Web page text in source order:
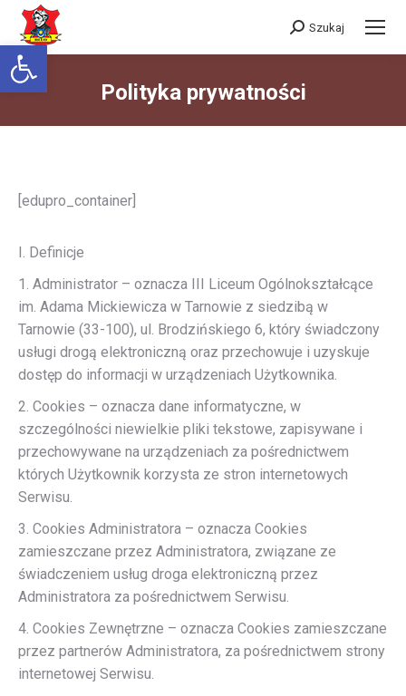
Otwórz pasek narzędzi
Szukaj:
Szukaj
Polityka prywatności
[edupro_container]
I. Definicje
1. Administrator – oznacza III Liceum Ogólnokształcące
im. Adama Mickiewicza w Tarnowie z siedzibą w
Tarnowie (33-100), ul. Brodzińskiego 6, który świadczony
usługi drogą elektroniczną oraz przechowuje i uzyskuje
dostęp do informacji w urządzeniach Użytkownika.
2. Cookies – oznacza dane informatyczne, w
szczególności niewielkie pliki tekstowe, zapisywane i
przechowywane na urządzeniach za pośrednictwem
których Użytkownik korzysta ze stron internetowych
Serwisu.
3. Cookies Administratora – oznacza Cookies
zamieszczane przez Administratora, związane ze
świadczeniem usług droga elektroniczną przez
Administratora za pośrednictwem Serwisu.
4. Cookies Zewnętrzne – oznacza Cookies zamieszczane
przez partnerów Administratora, za pośrednictwem strony
internetowej Serwisu.